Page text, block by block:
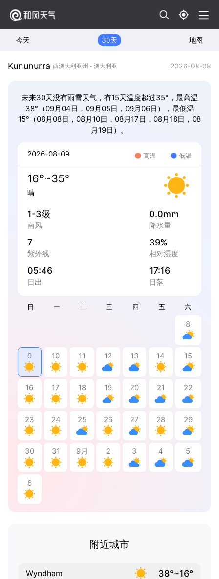
今天 30天 地图
Kununurra 西澳大利亚州 - 澳大利亚 2026-08-08
未来30天没有雨雪天气，有15天温度超过35°，最高温
38°（09月04日，09月05日，09月06日），最低温
15°（08月08日，08月10日，08月17日，08月18日，08
月19日）。
日 一 二 三 四 五 六
8
9 10 11 12 13 14 15
16 17 18 19 20 21 22
23 24 25 26 27 28 29
30 31 9月 2 3 4 5
6
2026-08-09 高温 低温
16°~35°
晴
1-3级
南风
0.0mm
降水量
7
紫外线
39%
相对湿度
05:46
日出
17:16
日落
附近城市
Wyndham 38°~16°